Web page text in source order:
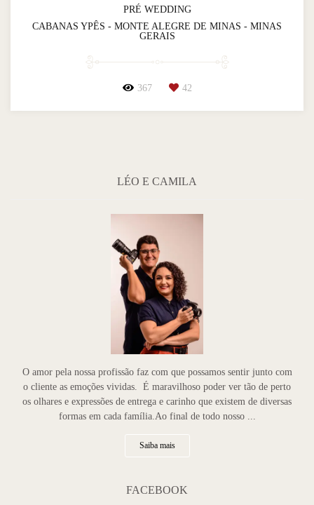
PRÉ WEDDING
CABANAS YPÊS - MONTE ALEGRE DE MINAS - MINAS
GERAIS
367 42
LÉO E CAMILA
O amor pela nossa profissão faz com que possamos sentir junto com
o cliente as emoções vividas. É maravilhoso poder ver tão de perto
os olhares e expressões de entrega e carinho que existem de diversas
formas em cada família.Ao final de todo nosso ...
Saiba mais
FACEBOOK